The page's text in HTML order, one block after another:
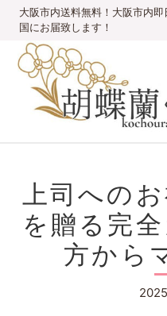
大阪市内送料無料！大阪市内
国にお届致します！
上司への
を贈る完
方から